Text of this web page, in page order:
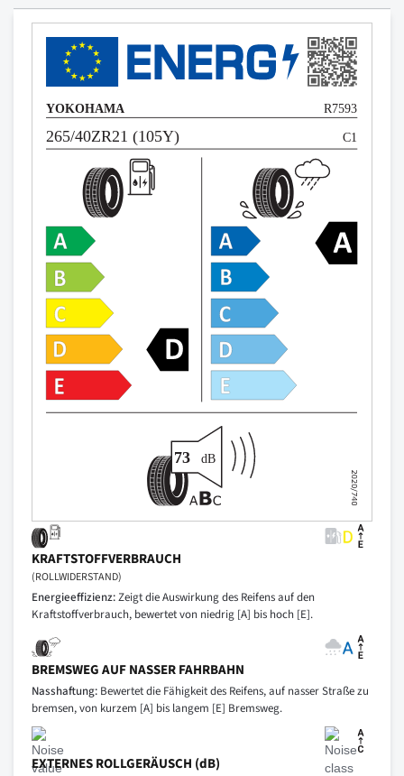
KRAFTSTOFFVERBRAUCH
(ROLLWIDERSTAND)
Energieeffizienz:Zeigt die Auswirkung des Reifens auf den
Kraftstoffverbrauch, bewertet von niedrig [A] bis hoch [E].
BREMSWEG AUF NASSER FAHRBAHN
Nasshaftung: Bewertet die Fähigkeit des Reifens, auf nasser Straße zu
bremsen, von kurzem [A] bis langem [E] Bremsweg.
EXTERNES ROLLGERÄUSCH (dB)